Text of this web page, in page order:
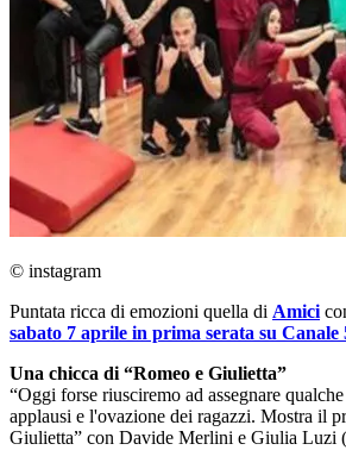
© instagram
Puntata ricca di emozioni quella di Amici
sabato 7 aprile in prima serata su Canale
Una chicca di “Romeo e Giulietta”
“Oggi forse riusciremo ad assegnare
applausi e l'ovazione dei ragazzi. Mostra il
Giulietta” con Davide Merlini e Giulia Luzi